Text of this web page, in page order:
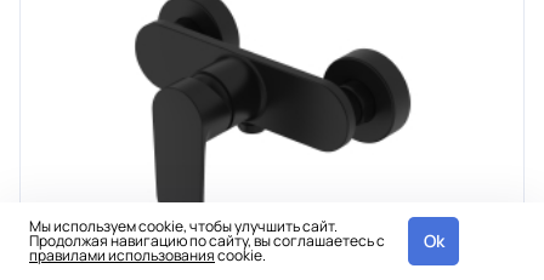
Мы используем cookie, чтобы улучшить сайт.
Продолжая навигацию по сайту, вы соглашаетесь с
правилами использованияcookie.
Ok